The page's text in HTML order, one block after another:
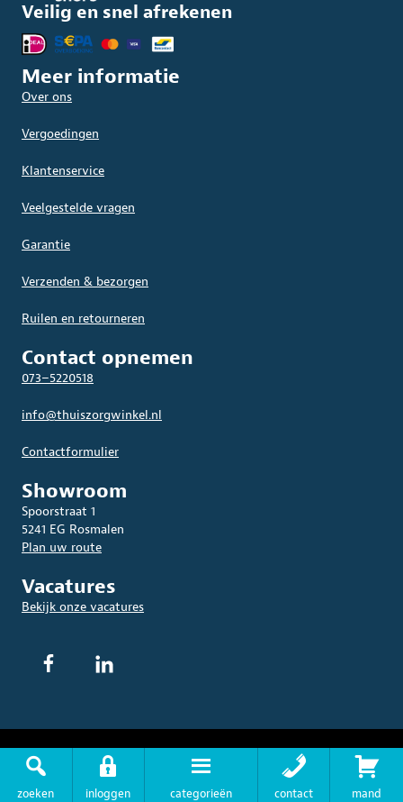
zoeken inloggen categorieën contact mand
Veilig en snel afrekenen
Meer informatie
Over ons
Vergoedingen
Klantenservice
Veelgestelde vragen
Garantie
Verzenden & bezorgen
Ruilen en retourneren
Contact opnemen
073–5220518
info@thuiszorgwinkel.nl
Contactformulier
Showroom
Spoorstraat 1
5241 EG Rosmalen
Plan uw route
Vacatures
Bekijk onze vacatures
© 2026 THUISZORGWINKEL.NL. Alle rechten voorbehouden.
Algemene
Voorwaarden
Privacyverklaring |Disclaimer |Sitemap